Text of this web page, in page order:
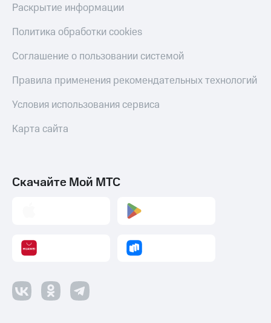
Планшеты
Акции
скидки
Все
Раскрытие информации
Политика обработки cookies
Соглашение о пользовании системой
Правила применения рекомендательных технологий
Условия использования сервиса
Карта сайта
Скачайте Мой МТС